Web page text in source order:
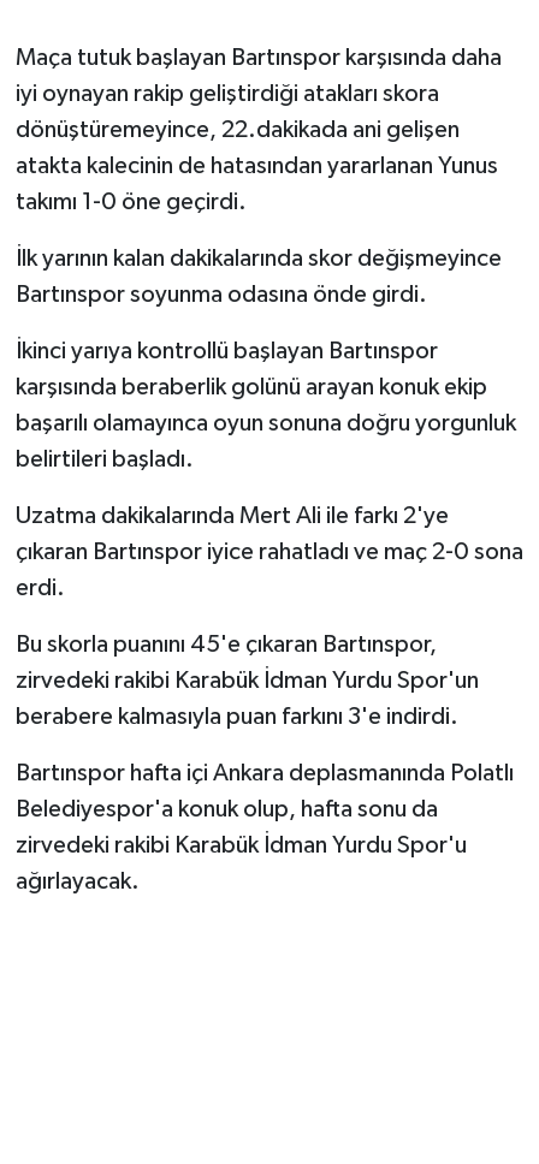
Maça tutuk başlayan Bartınspor karşısında daha
iyi oynayan rakip geliştirdiği atakları skora
dönüştüremeyince, 22.dakikada ani gelişen
atakta kalecinin de hatasından yararlanan Yunus
takımı 1-0 öne geçirdi.
İlk yarının kalan dakikalarında skor değişmeyince
Bartınspor soyunma odasına önde girdi.
İkinci yarıya kontrollü başlayan Bartınspor
karşısında beraberlik golünü arayan konuk ekip
başarılı olamayınca oyun sonuna doğru yorgunluk
belirtileri başladı.
Uzatma dakikalarında Mert Ali ile farkı 2'ye
çıkaran Bartınspor iyice rahatladı ve maç 2-0 sona
erdi.
Bu skorla puanını 45'e çıkaran Bartınspor,
zirvedeki rakibi Karabük İdman Yurdu Spor'un
berabere kalmasıyla puan farkını 3'e indirdi.
Bartınspor hafta içi Ankara deplasmanında Polatlı
Belediyespor'a konuk olup, hafta sonu da
zirvedeki rakibi Karabük İdman Yurdu Spor'u
ağırlayacak.